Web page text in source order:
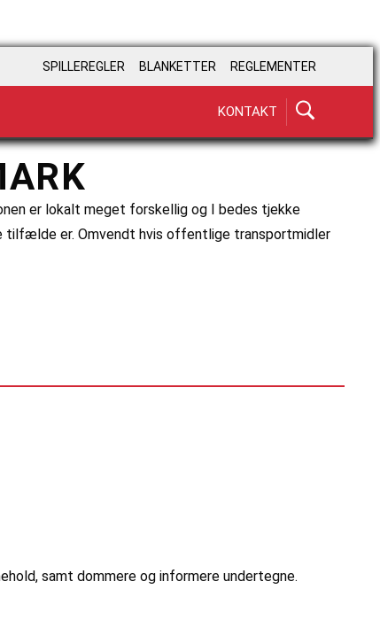
SPILLEREGLER BLANKETTER REGLEMENTER
KONTAKT
er lokalt meget forskellig og I bedes tjekke
er. Omvendt hvis offentlige transportmidler
samt dommere og informere undertegne.